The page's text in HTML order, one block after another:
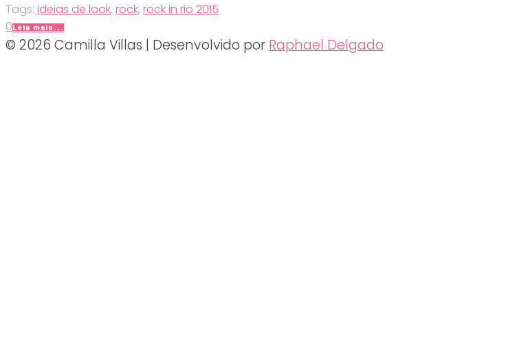
Tags: ideias de look, rock, rock in rio 2015
0Leia mais...
© 2026 Camilla Villas | Desenvolvido por Raphael Delgado